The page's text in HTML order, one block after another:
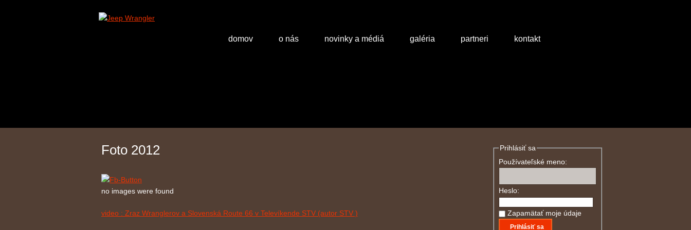
domov o nás novinky a médiá galéria partneri kontakt
Foto 2012
no images were found
video : Zraz Wranglerov a Slovenská Route 66 v Televíkende STV (autor STV )
Prihlásiť sa
Používateľské meno:
Heslo:
Zapamätať moje údaje
Prihlásiť sa